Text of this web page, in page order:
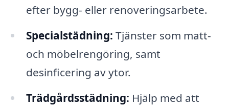
efter bygg- eller renoveringsarbete.
Specialstädning: Tjänster som matt-
och möbelrengöring, samt
desinficering av ytor.
Trädgårdsstädning: Hjälp med att